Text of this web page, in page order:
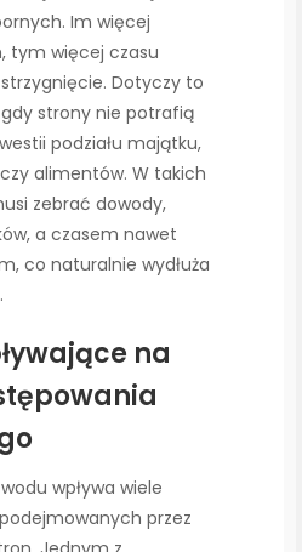
Im więcej
tym więcej czasu
Dotyczy to
gdy strony nie potrafią
podziału majątku,
alimentów. W takich
zebrać dowody,
a czasem nawet
co naturalnie wydłuża
na
wpływa wiele
przez